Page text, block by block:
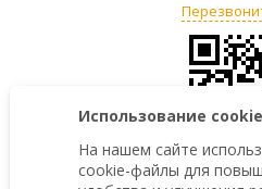
г. Москва, ул.
Использование cookie
На нашем сайте
cookie-файлы для